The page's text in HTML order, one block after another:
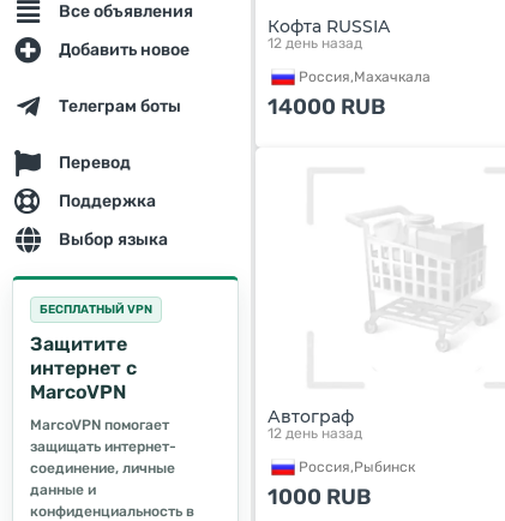
Все объявления
Добавить новое
Телеграм боты
Перевод
Поддержка
Выбор языка
БЕСПЛАТНЫЙ VPN
Защитите
интернет с
MarcoVPN
MarcoVPN помогает
защищать интернет-
соединение, личные
данные и
конфиденциальность в
Кофта RUSSIA
12 день назад
Россия,Махачкала
14000 RUB
Автограф
12 день назад
Россия,Рыбинск
1000 RUB